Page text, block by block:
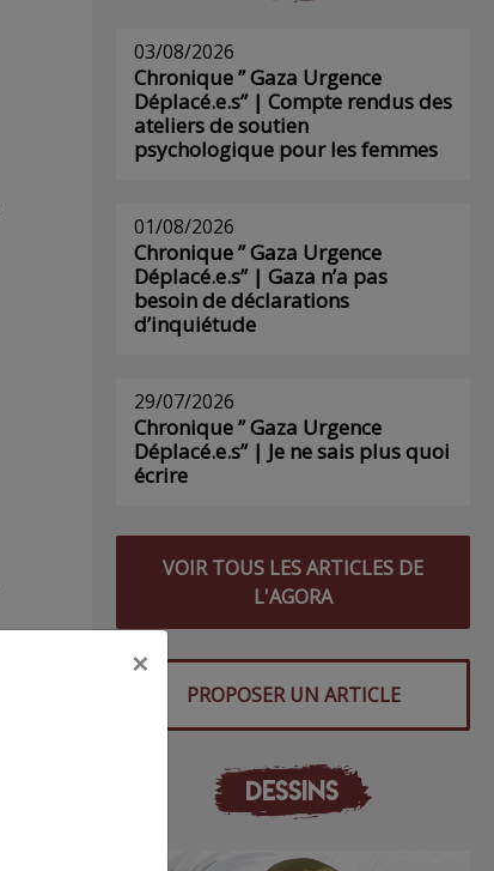
03/08/2026
Chronique ” Gaza Urgence
Déplacé.e.s” | Compte rendus des
ateliers de soutien
psychologique pour les femmes
01/08/2026
Chronique ” Gaza Urgence
Déplacé.e.s” | Gaza n’a pas
besoin de déclarations
d’inquiétude
29/07/2026
Chronique ” Gaza Urgence
Déplacé.e.s” | Je ne sais plus quoi
écrire
VOIR TOUS LES ARTICLES DE
L'AGORA
PROPOSER UN ARTICLE
DESSINS
×